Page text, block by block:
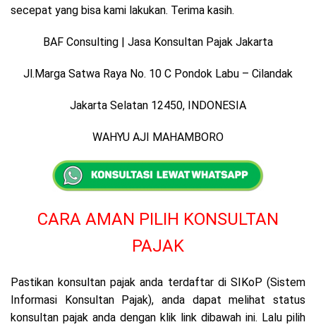
secepat yang bisa kami lakukan. Terima kasih.
BAF Consulting | Jasa Konsultan Pajak Jakarta
Jl.Marga Satwa Raya No. 10 C Pondok Labu – Cilandak
Jakarta Selatan 12450, INDONESIA
WAHYU AJI MAHAMBORO
CARA AMAN PILIH KONSULTAN
PAJAK
Pastikan konsultan pajak anda terdaftar di SIKoP (Sistem
Informasi Konsultan Pajak), anda dapat melihat status
konsultan pajak anda dengan klik link dibawah ini. Lalu pilih